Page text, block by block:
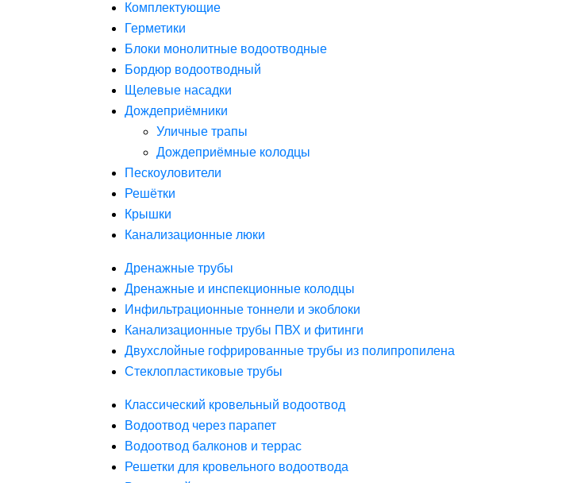
Комплектующие
Герметики
Блоки монолитные водоотводные
Бордюр водоотводный
Щелевые насадки
Дождеприёмники
Уличные трапы
Дождеприёмные колодцы
Пескоуловители
Решётки
Крышки
Канализационные люки
Дренажные трубы
Дренажные и инспекционные колодцы
Инфильтрационные тоннели и экоблоки
Канализационные трубы ПВХ и фитинги
Двухслойные гофрированные трубы из полипропилена
Стеклопластиковые трубы
Классический кровельный водоотвод
Водоотвод через парапет
Водоотвод балконов и террас
Решетки для кровельного водоотвода